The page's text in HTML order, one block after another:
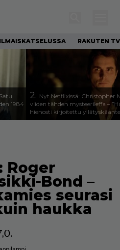
ILMAISKATSELUSSA RAKUTEN TV
1984
2. Nyt Netflixissä: Christopher
viiden tähden mysteerileffa –
hienosti kirjoitettu
Roger
Bond –
seurasi
haukka